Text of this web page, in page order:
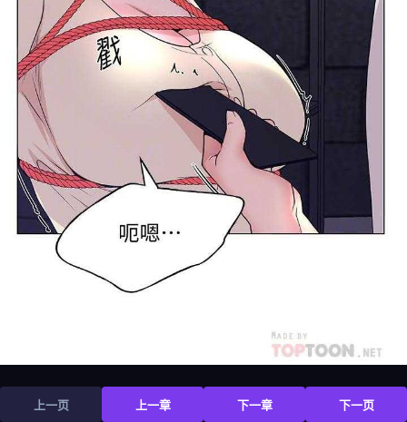
上一页 上一章 下一章 下一页